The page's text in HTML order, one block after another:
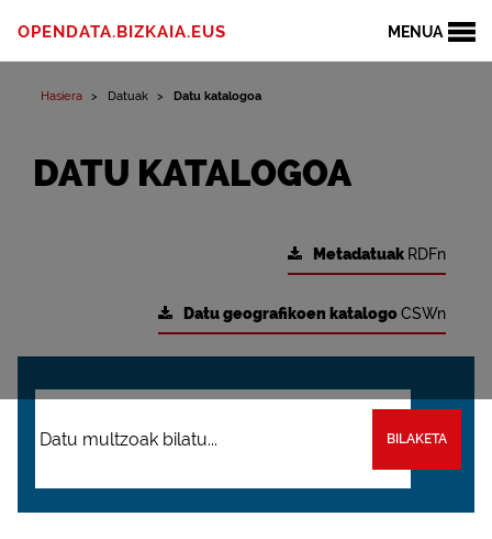
MENUA
OPENDATA.BIZKAIA.EUS
Hasiera Datuak Datu katalogoa
DATU KATALOGOA
Metadatuak RDFn
Datu geografikoen katalogoCSWn
BILAKETA